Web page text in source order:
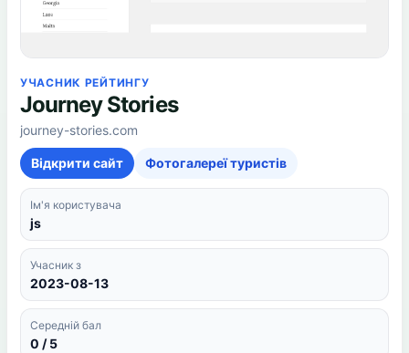
УЧАСНИК РЕЙТИНГУ
Journey Stories
journey-stories.com
Відкрити сайт Фотогалереї туристів
Ім'я користувача
js
Учасник з
2023-08-13
Середній бал
0 / 5